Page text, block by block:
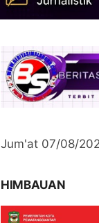
Jum'at 07/08/
HIMBAUAN